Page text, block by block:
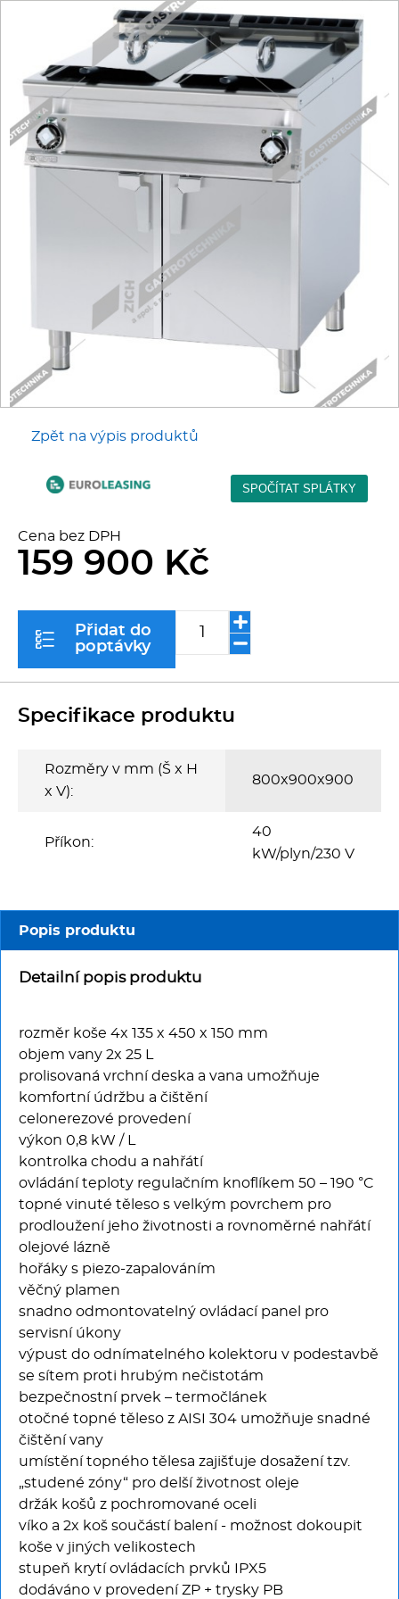
Fritézy
Pánve
Gastronádoby
PIZZA technologie
Grilovací desky - Grily
Prostředky-Změkčovače
Chlazení
Sporáky
Stolní zařízení
Vařiče a výrobníky těstovin
Ostatní
BAZAR
Zpět na výpis produktů
Cena bez DPH
159 900 Kč
Přidat do
poptávky
Specifikace produktu
Rozměry v mm (Š x H
x V):
800x900x900
Příkon:
40
kW/plyn/230 V
Popis produktu
Detailní popis produktu
rozměr koše 4x 135 x 450 x 150 mm
objem vany 2x 25 L
prolisovaná vrchní deska a vana umožňuje
komfortní údržbu a čištění
celonerezové provedení
výkon 0,8 kW / L
kontrolka chodu a nahřátí
ovládání teploty regulačním knoflíkem 50 – 190 °C
topné vinuté těleso s velkým povrchem pro
prodloužení jeho životnosti a rovnoměrné nahřátí
olejové lázně
hořáky s piezo-zapalováním
věčný plamen
snadno odmontovatelný ovládací panel pro
servisní úkony
výpust do odnímatelného kolektoru v podestavbě
se sítem proti hrubým nečistotám
bezpečnostní prvek – termočlánek
otočné topné těleso z AISI 304 umožňuje snadné
čištění vany
umístění topného tělesa zajišťuje dosažení tzv.
„studené zóny“ pro delší životnost oleje
držák košů z pochromované oceli
víko a 2x koš součástí balení - možnost dokoupit
koše v jiných velikostech
stupeň krytí ovládacích prvků IPX5
dodáváno v provedení ZP + trysky PB